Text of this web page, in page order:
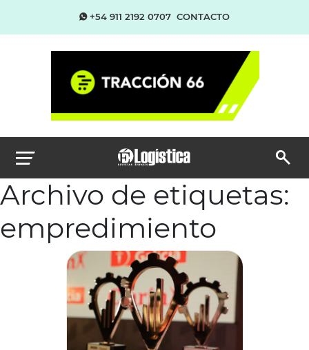
+54 911 2192 0707 CONTACTO
Archivo de etiquetas:
empredimiento